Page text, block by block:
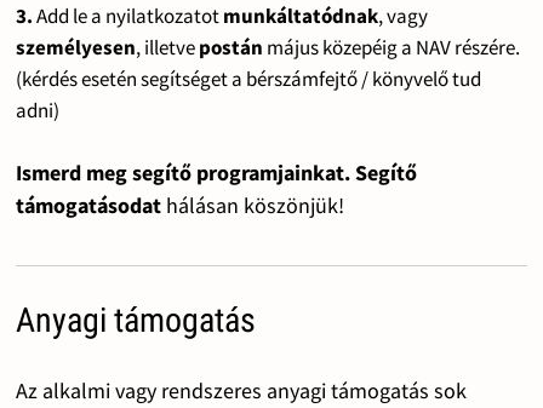
3.Add le a nyilatkozatotmunkáltatódnak, vagy
személyesen, illetvepostán május közepéig a NAV részére.
(kérdés esetén segítséget a bérszámfejtő / könyvelő tud
adni)
Ismerd meg segítő programjainkat. Segítő
támogatásodat hálásan köszönjük!
Anyagi támogatás
Az alkalmi vagy rendszeres anyagi támogatás sok